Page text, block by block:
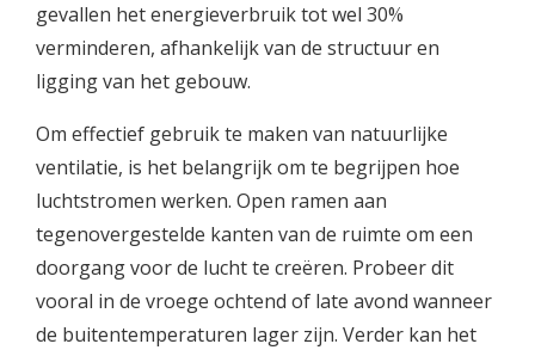
gevallen het energieverbruik tot wel 30%
verminderen, afhankelijk van de structuur en
ligging van het gebouw.
Om effectief gebruik te maken van natuurlijke
ventilatie, is het belangrijk om te begrijpen hoe
luchtstromen werken. Open ramen aan
tegenovergestelde kanten van de ruimte om een
doorgang voor de lucht te creëren. Probeer dit
vooral in de vroege ochtend of late avond wanneer
de buitentemperaturen lager zijn. Verder kan het